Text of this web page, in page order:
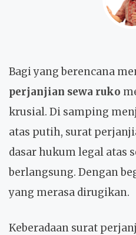
Bagi yang berencana
perjanjian sewa ruko
krusial. Di samping
atas putih, surat
dasar hukum legal atas
berlangsung. Dengan
yang merasa dirugikan.
Keberadaan surat